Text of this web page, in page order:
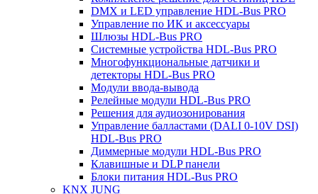
DMX и LED управление HDL-Bus PRO
Управление по ИК и аксессуары
Шлюзы HDL-Bus PRO
Системные устройства HDL-Bus PRO
Многофункциональные датчики и
детекторы HDL-Bus PRO
Модули ввода-вывода
Релейные модули HDL-Bus PRO
Решения для аудиозонирования
Управление балластами (DALI 0-10V DSI)
HDL-Bus PRO
Диммерные модули HDL-Bus PRO
Клавишные и DLP панели
Блоки питания HDL-Bus PRO
KNX JUNG